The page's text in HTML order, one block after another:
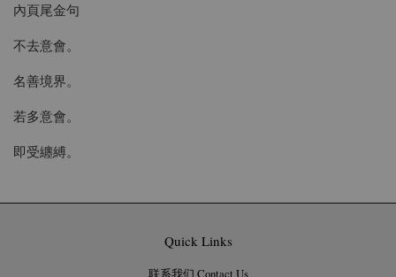
內頁尾金句
不去意會。
名善境界。
若多意會。
即受纏縛。
Quick Links
联系我们 Contact Us